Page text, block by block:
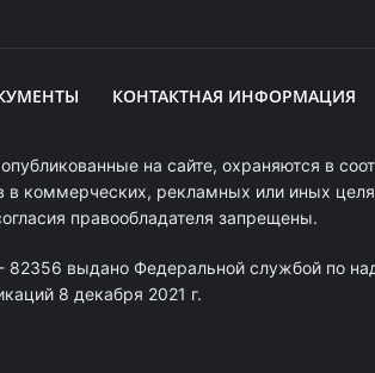
КОНТАКТНАЯ ИНФОРМАЦИЯ
на сайте, охраняются в
в коммерческих, рекламных или иных
правообладателя запрещены.
выдано Федеральной службой по
8 декабря 2021 г.